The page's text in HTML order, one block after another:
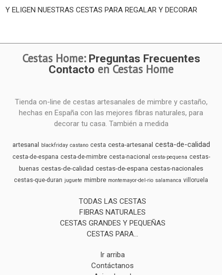
Y ELIGEN NUESTRAS CESTAS PARA REGALAR Y DECORAR
Cestas Home: Preguntas Frecuentes
Contacto en Cestas Home
Tienda on-line de cestas artesanales de mimbre y castaño,
hechas en España con las mejores fibras naturales, para
decorar tu casa. También a medida
artesanal blackfriday castano cesta cesta-artesanal cesta-de-calidad
cesta-de-espana cesta-de-mimbre cesta-nacional cesta-pequena cestas-
buenas cestas-de-calidad cestas-de-espana cestas-nacionales
cestas-que-duran juguete mimbre montemayor-del-rio salamanca villoruela
TODAS LAS CESTAS
FIBRAS NATURALES
CESTAS GRANDES Y PEQUEÑAS
CESTAS PARA...
Ir arriba
Contáctanos